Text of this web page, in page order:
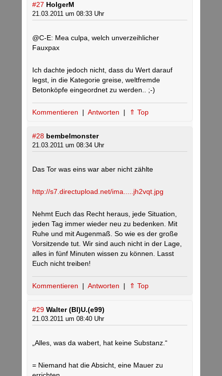
#27 HolgerM
21.03.2011 um 08:33 Uhr
@C-E: Mea culpa, welch unverzeihlicher
Fauxpax
Ich dachte jedoch nicht, dass du Wert darauf
legst, in die Kategorie greise, weltfremde
Betonköpfe eingeordnet zu werden.. ;-)
Kommentieren | Antworten | ⇑ Top
#28 bembelmonster
21.03.2011 um 08:34 Uhr
Das Tor was eins war aber nicht zählte
http://s7.directupload.net/ima.....jh2vqt.jpg
Nehmt Euch das Recht heraus, jede Situation,
jeden Tag immer wieder neu zu bedenken. Mit
Ruhe und mit Augenmaß. So wie es der große
Vorsitzende tut. Wir sind auch nicht in der Lage,
alles in fünf Minuten wissen zu können. Lasst
Euch nicht treiben!
Kommentieren | Antworten | ⇑ Top
#29 Walter (Bl)U.(e99)
21.03.2011 um 08:40 Uhr
„Alles, was da wabert, hat keine Substanz.“
= Niemand hat die Absicht, eine Mauer zu